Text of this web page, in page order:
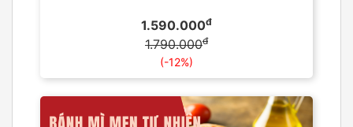
1.590.000đ
1.790.000đ
(-12%)